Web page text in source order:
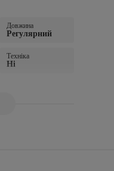
Довжина
Регулярний
Техніка
Ні